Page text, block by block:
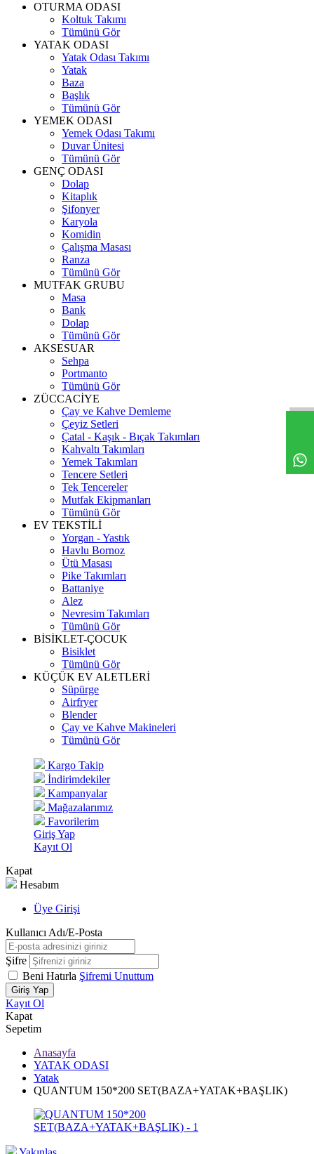
OTURMA ODASI
Koltuk Takımı
Tümünü Gör
YATAK ODASI
Yatak Odası Takımı
Yatak
Baza
Başlık
Tümünü Gör
YEMEK ODASI
Yemek Odası Takımı
Duvar Ünitesi
Tümünü Gör
GENÇ ODASI
Dolap
Kitaplık
Şifonyer
Karyola
Komidin
Çalışma Masası
Ranza
Tümünü Gör
MUTFAK GRUBU
Masa
Bank
Dolap
Tümünü Gör
AKSESUAR
Sehpa
Portmanto
Tümünü Gör
ZÜCCACİYE
Çay ve Kahve Demleme
Çeyiz Setleri
Çatal - Kaşık - Bıçak Takımları
Kahvaltı Takımları
Yemek Takımları
Tencere Setleri
Tek Tencereler
Mutfak Ekipmanları
Tümünü Gör
EV TEKSTİLİ
Yorgan - Yastık
Havlu Bornoz
Ütü Masası
Pike Takımları
Battaniye
Alez
Nevresim Takımları
Tümünü Gör
BİSİKLET-ÇOCUK
Bisiklet
Tümünü Gör
KÜÇÜK EV ALETLERİ
Süpürge
Airfryer
Blender
Çay ve Kahve Makineleri
Tümünü Gör
Kargo Takip
İndirimdekiler
Kampanyalar
Mağazalarımız
Favorilerim
Giriş Yap
Kayıt Ol
Kapat
Hesabım
Üye Girişi
Kullanıcı Adı/E-Posta
Şifre
Beni Hatırla Şifremi Unuttum
Giriş Yap
Kayıt Ol
Kapat
Sepetim
Anasayfa
YATAK ODASI
Yatak
QUANTUM 150*200 SET(BAZA+YATAK+BAŞLIK)